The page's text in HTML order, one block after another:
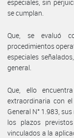
especiales, sin
se cumplan.
Que, se evaluó
procedimientos
especiales
general.
Que, ello
extraordinaria con
General N° 1.983,
los plazos
vinculados a la